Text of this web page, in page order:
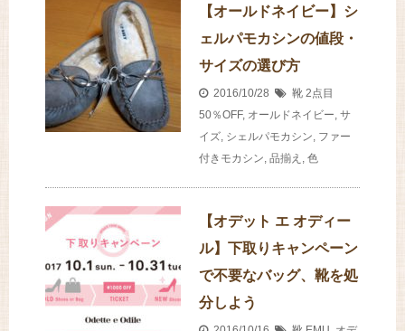
【オールドネイビー】シ
ェルパモカシンの値段・
サイズの選び方
2016/10/28 靴 2点目
50％OFF, オールドネイビー, サ
イズ, シェルパモカシン, ファー
付きモカシン, 品揃え , 色
【オデット エ オディー
ル】下取りキャンペーン
で不要なバッグ、靴を処
分しよう